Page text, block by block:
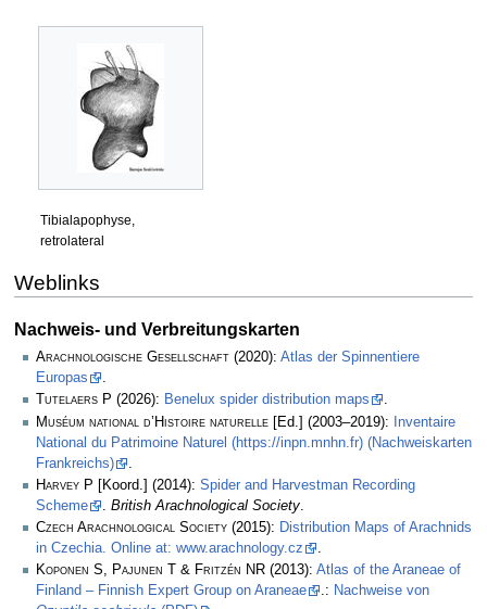
Tibialapophyse,
retrolateral
Weblinks
Nachweis- und Verbreitungskarten
Arachnologische Gesellschaft (2020): Atlas der Spinnentiere
Europas
.
Tutelaers P (2026): Benelux spider distribution maps
.
Muséum national d’Histoire naturelle [Ed.] (2003–2019):
Inventaire
National du Patrimoine Naturel (https://inpn.mnhn.fr) (Nachweiskarten
Frankreichs)
Harvey P [Koord.] (2014): Spider and Harvestman Recording
Scheme
. British Arachnological Society.
Czech Arachnological Society (2015): Distribution Maps of Arachnids
in Czechia. Online at: www.arachnology.cz
.
Koponen S, Pajunen T & Fritzén NR (2013): Atlas of the Araneae of
Finland – Finnish Expert Group on Araneae
.: Nachweise von